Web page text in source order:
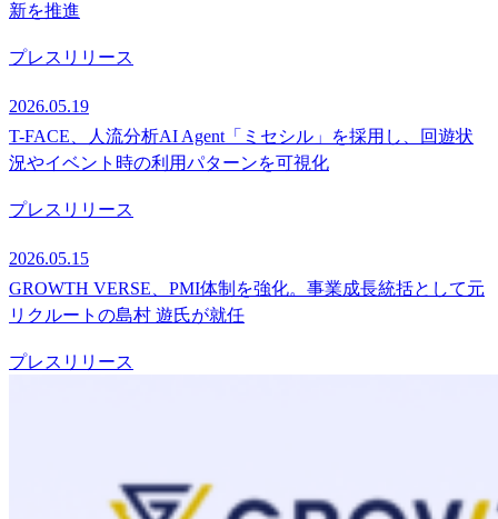
新を推進
プレスリリース
2026.05.19
T-FACE、人流分析AI Agent「ミセシル」を採用し、回遊状
況やイベント時の利用パターンを可視化
プレスリリース
2026.05.15
GROWTH VERSE、PMI体制を強化。事業成長統括として元
リクルートの島村 遊氏が就任
プレスリリース